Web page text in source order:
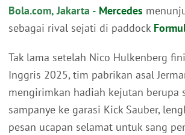
Bola.com, Jakarta - Mercedes
sebagai rival sejati di paddock
Tak lama setelah Nico Hulkenberg
Inggris 2025, tim pabrikan asal
mengirimkan hadiah kejutan berupa
sampanye ke garasi Kick Sauber,
pesan ucapan selamat untuk sang